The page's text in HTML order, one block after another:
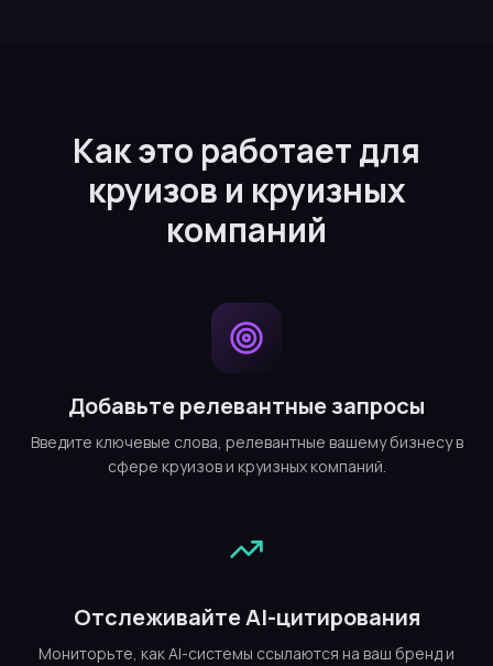
Как это работает для
круизов и круизных
компаний
Добавьте релевантные запросы
Введите ключевые слова, релевантные вашему бизнесу в
сфере круизов и круизных компаний.
Отслеживайте AI-цитирования
Мониторьте, как AI-системы ссылаются на ваш бренд и